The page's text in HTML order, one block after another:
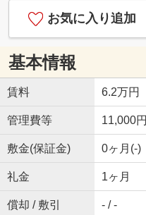
お気に入り追加
基本情報
賃料 6.2万円
管理費等 11,000円
敷金(保証金) 0ヶ月(-)
礼金 1ヶ月
償却 / 敷引 - / -